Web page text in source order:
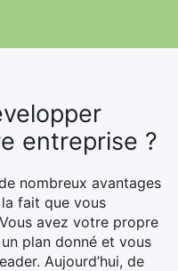
entreprise ?
nombreux avantages
fait que vous
avez votre propre
plan donné et vous
Aujourd’hui, de